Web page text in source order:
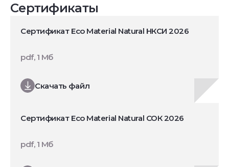
Сертификаты
Сертификат Eco Material Natural НКСИ 2026
Скачать файл
pdf, 1 Мб
Сертификат Eco Material Natural СОК 2026
pdf, 1 Мб